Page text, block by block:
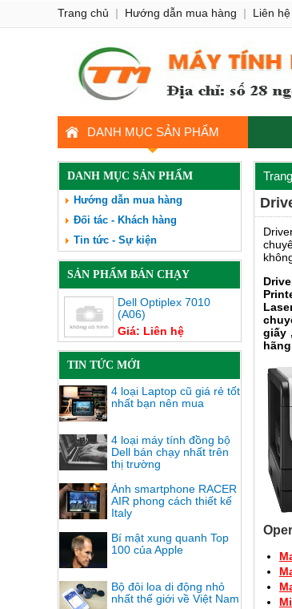
DANH MỤC SẢN PHẨM
DANH MỤC SẢN PHẨM
Hướng dẫn mua hàng
Đối tác - Khách hàng
Tin tức - Sự kiện
SẢN PHẨM BÁN CHẠY
Dell Optiplex 7010
(A06)
Giá: Liên hệ
TIN TỨC MỚI
4 loại Laptop cũ giá rẻ tốt
nhất bạn nên mua
4 loại máy tính đồng bộ
Dell bán chạy nhất trên
thị trường
Ảnh smartphone RACER
AIR phong cách thiết kế
Italy
Bí mật xung quanh Top
100 của Apple
Bộ đôi loa di động nhỏ
nhất thế giới về Việt Nam
giấy
Trang chủ | Hướng dẫn mua hàng | Liên hệ